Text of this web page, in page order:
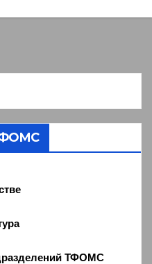
ТФОМС